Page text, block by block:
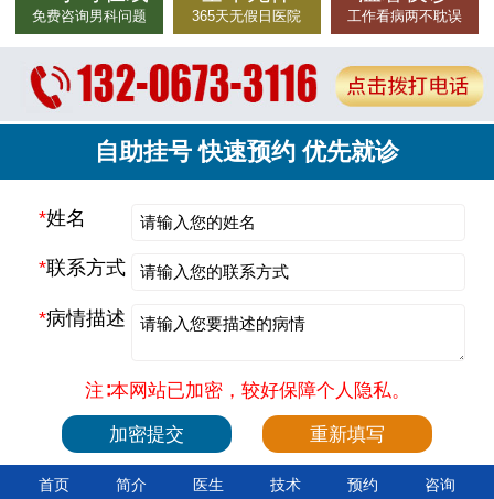
免费咨询男科问题 365天无假日医院 工作看病两不耽误
自助挂号 快速预约 优先就诊
*姓名
*联系方式
*病情描述
注∶本网站已加密，较好保障个人隐私。
首页 简介 医生 技术 预约 咨询